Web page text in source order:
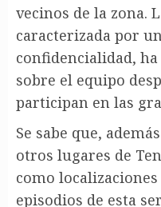
vecinos de la zona.
caracterizada por
confidencialidad,
sobre el equipo
participan en las
Se sabe que,
otros lugares de
como
episodios de esta